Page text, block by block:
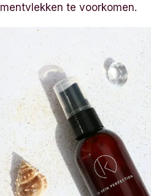
te voorkomen.